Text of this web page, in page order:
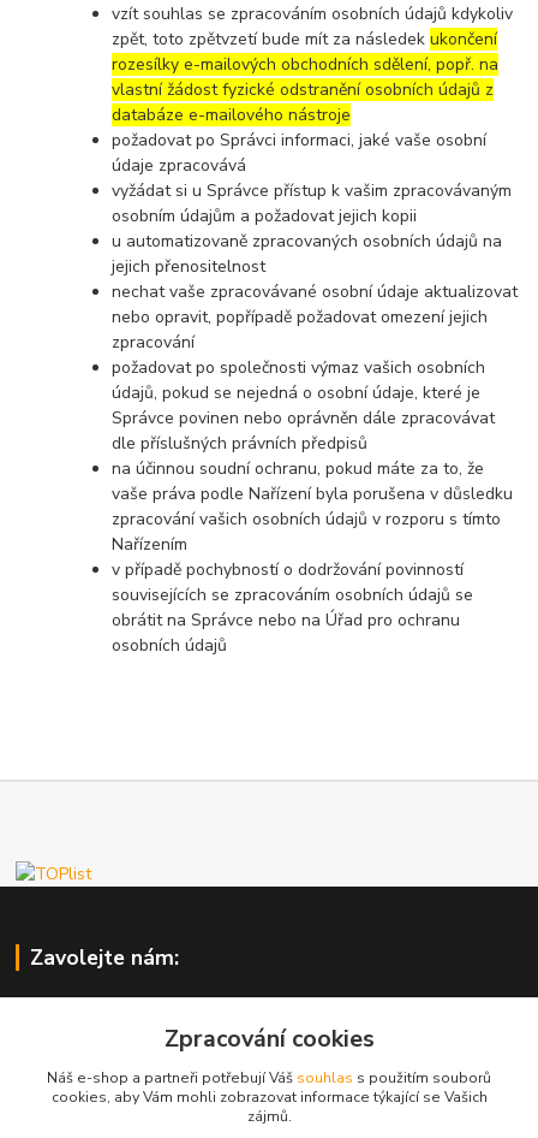
vzít souhlas se zpracováním osobních údajů kdykoliv
zpět, toto zpětvzetí bude mít za následekukončení
rozesílky e-mailových obchodních sdělení, popř. na
vlastní žádost fyzické odstranění osobních údajů z
databáze e-mailového nástroje
požadovat po Správci informaci, jaké vaše osobní
údaje zpracovává
vyžádat si u Správce přístup k vašim zpracovávaným
osobním údajům a požadovat jejich kopii
u automatizovaně zpracovaných osobních údajů na
jejich přenositelnost
nechat vaše zpracovávané osobní údaje aktualizovat
nebo opravit, popřípadě požadovat omezení jejich
zpracování
požadovat po společnosti výmaz vašich osobních
údajů, pokud se nejedná o osobní údaje, které je
Správce povinen nebo oprávněn dále zpracovávat
dle příslušných právních předpisů
na účinnou soudní ochranu, pokud máte za to, že
vaše práva podle Nařízení byla porušena v důsledku
zpracování vašich osobních údajů v rozporu s tímto
Nařízením
v případě pochybností o dodržování povinností
souvisejících se zpracováním osobních údajů se
obrátit na Správce nebo na Úřad pro ochranu
osobních údajů
Zavolejte nám:
+420 603 765 759
8.00 - 18.00 h.
Zpracování cookies
Náš e-shop a partneři potřebují Váš souhlas s použitím souborů
cookies, aby Vám mohli zobrazovat informace týkající se Vašich
zájmů.